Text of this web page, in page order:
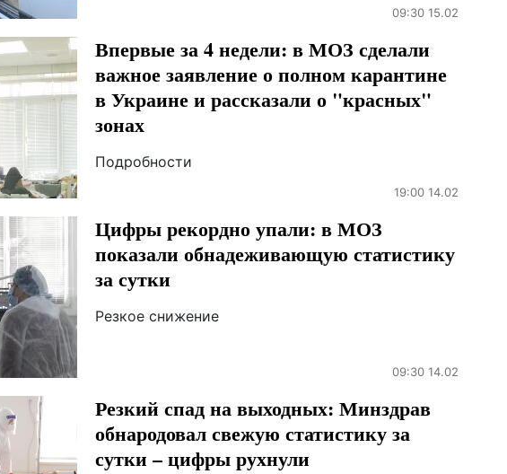
09:30 15.02
Впервые за 4 недели: в МОЗ сделали
важное заявление о полном карантине
в Украине и рассказали о "красных"
зонах
Подробности
19:00 14.02
Цифры рекордно упали: в МОЗ
показали обнадеживающую статистику
за сутки
Резкое снижение
09:30 14.02
Резкий спад на выходных: Минздрав
обнародовал свежую статистику за
сутки – цифры рухнули